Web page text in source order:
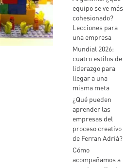
equipo se ve más
cohesionado?
Lecciones para
una empresa
Mundial 2026:
cuatro estilos de
liderazgo para
llegar a una
misma meta
¿Qué pueden
aprender las
empresas del
proceso creativo
de Ferran Adrià?
Cómo
acompañamos a